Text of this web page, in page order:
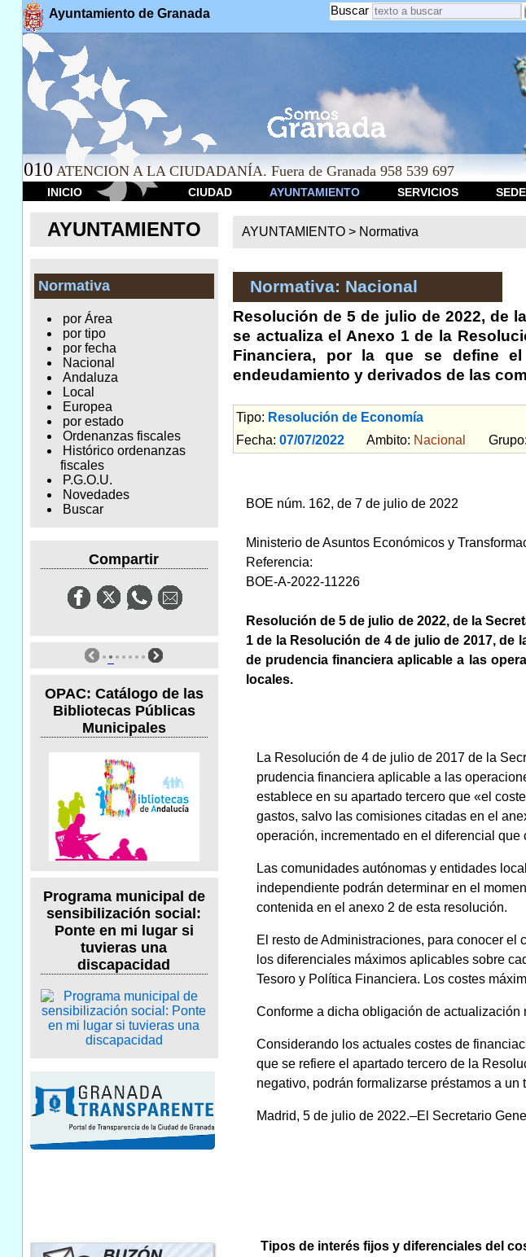
Ayuntamiento de Granada Buscar
010 ATENCION A LA CIUDADANÍA. Fuera de Granada 958 539 697
INICIO CIUDAD AYUNTAMIENTO SERVICIOS
AYUNTAMIENTO
Normativa
por Área
por tipo
por fecha
Nacional
Andaluza
Local
Europea
por estado
Ordenanzas fiscales
Histórico ordenanzas
fiscales
P.G.O.U.
Novedades
Buscar
Compartir
OPAC: Catálogo de las
Bibliotecas Públicas
Municipales
Programa municipal de
sensibilización social:
Ponte en mi lugar si
tuvieras una
discapacidad
AYUNTAMIENTO > Normativa
Normativa: Nacional
Resolución de 5 de julio de 2022, de
se actualiza el Anexo 1 de la
Financiera, por la que se define
endeudamiento y derivados de las
Tipo: Resolución de Economía
Fecha: 07/07/2022Ambito: Nacional Grupo:
BOE núm. 162, de 7 de julio de 2022
Ministerio de Asuntos Económicos y
Referencia:
BOE-A-2022-11226
Resolución de 5 de julio de 2022, de la
1 de la Resolución de 4 de julio de 2017, de
de prudencia financiera aplicable a las
locales.
La Resolución de 4 de julio de 2017 de la
prudencia financiera aplicable a las
establece en su apartado tercero que «el
gastos, salvo las comisiones citadas en el
operación, incrementado en el diferencial
Las comunidades autónomas y entidades
independiente podrán determinar en el
contenida en el anexo 2 de esta resolución.
El resto de Administraciones, para conocer
los diferenciales máximos aplicables sobre
Tesoro y Política Financiera. Los costes
Conforme a dicha obligación de
Considerando los actuales costes de
que se refiere el apartado tercero de la
negativo, podrán formalizarse préstamos a un
Madrid, 5 de julio de 2022.–El Secretario
Tipos de interés fijos y diferenciales del